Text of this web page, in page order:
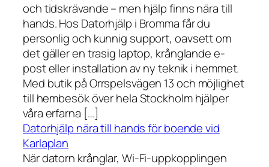
och tidskrävande – men hjälp finns nära till
hands. Hos Datorhjälp i Bromma får du
personlig och kunnig support, oavsett om
det gäller en trasig laptop, krånglande e-
post eller installation av ny teknik i hemmet.
Med butik på Orrspelsvägen 13 och möjlighet
till hembesök över hela Stockholm hjälper
våra erfarna […]
Datorhjälp nära till hands för boende vid
Karlaplan
När datorn krånglar, Wi-Fi-uppkopplingen